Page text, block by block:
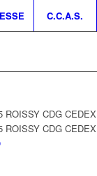
C.C.A.S.
ROISSY CDG CEDEX
ROISSY CDG CEDEX